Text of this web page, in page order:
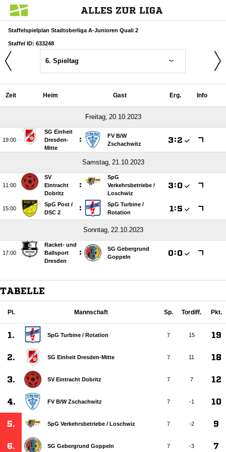
ALLES ZUR LIGA
Staffelspielplan Stadtoberliga A-Junioren Quali 2
Staffel ID: 633248
6. Spieltag
Zeit Heim Gast Erg. Info
 

SG Einheit
Dresden-
Mitte
:
FV B/​W
Zschachwitz
:
 

SV
Eintracht
Dobritz
:
SpG
Verkehrsbetriebe /​
Loschwiz
:

SpG Post /​
DSC 2
:
SpG Turbine /​
Rotation
 :
 

Racket- und
Ballsport
Dresden
:
SG Gebergrund
Goppeln
:
TABELLE
Pl. Mannschaft Sp. Tordiff. Pkt.
1. SpG Turbine /​ Rotation 7 15 19
2. SG Einheit Dresden-Mitte 7 11 18
3. SV Eintracht Dobritz 7 7 12
4. FV B/​W Zschachwitz 7 -1 10
5. SpG Verkehrsbetriebe /​ Loschwiz 7 -2 9
6. SG Gebergrund Goppeln 7 -3 7